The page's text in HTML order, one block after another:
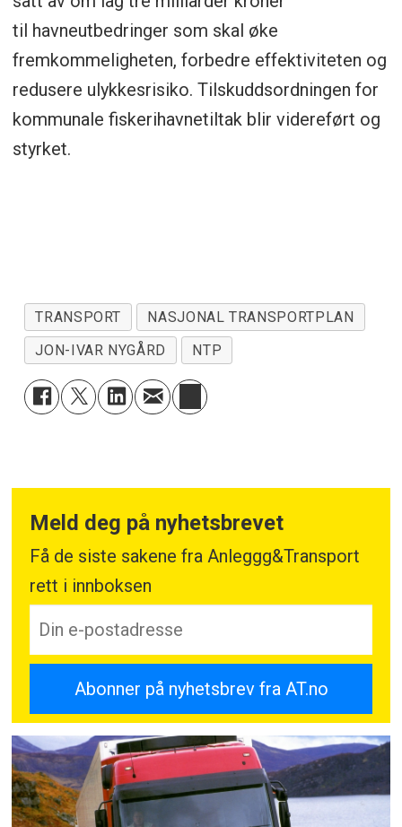
til havneutbedringer som skal øke
fremkommeligheten, forbedre effektiviteten og
redusere ulykkesrisiko. Tilskuddsordningen for
kommunale fiskerihavnetiltak blir videreført og
styrket.
TRANSPORT
NASJONAL TRANSPORTPLAN
JON-IVAR NYGÅRD
NTP
Meld deg på nyhetsbrevet
Få de siste sakene fra Anleggg&Transport
rett i innboksen